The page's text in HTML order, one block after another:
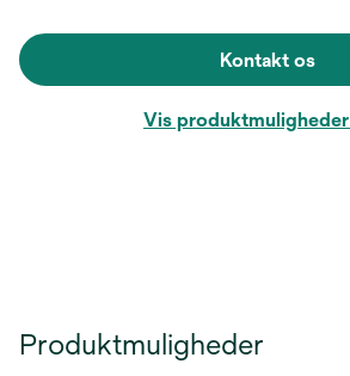
Kontakt os
Vis produktmuligheder
Produktmuligheder